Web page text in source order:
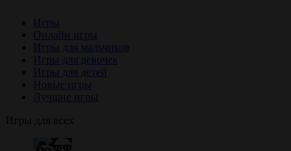
Игры
Онлайн игры
Игры для мальчиков
Игры для девочек
Игры для детей
Новые игры
Лучшие игры
Игры для всех